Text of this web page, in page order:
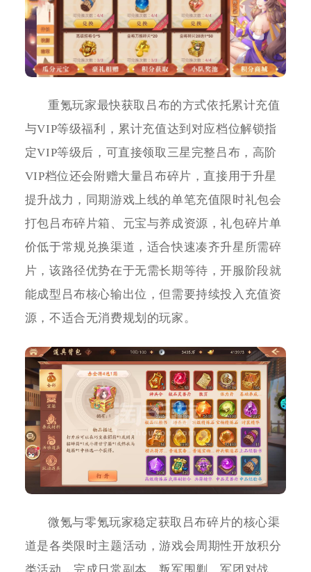
重氪玩家最快获取吕布的方式依托累计充值
与VIP等级福利，累计充值达到对应档位解锁指
定VIP等级后，可直接领取三星完整吕布，高阶
VIP档位还会附赠大量吕布碎片，直接用于升星
提升战力，同期游戏上线的单笔充值限时礼包会
打包吕布碎片箱、元宝与养成资源，礼包碎片单
价低于常规兑换渠道，适合快速凑齐升星所需碎
片，该路径优势在于无需长期等待，开服阶段就
能成型吕布核心输出位，但需要持续投入充值资
源，不适合无消费规划的玩家。
微氪与零氪玩家稳定获取吕布碎片的核心渠
道是各类限时主题活动，游戏会周期性开放积分
类活动，完成日常副本、叛军围剿、军团对战、